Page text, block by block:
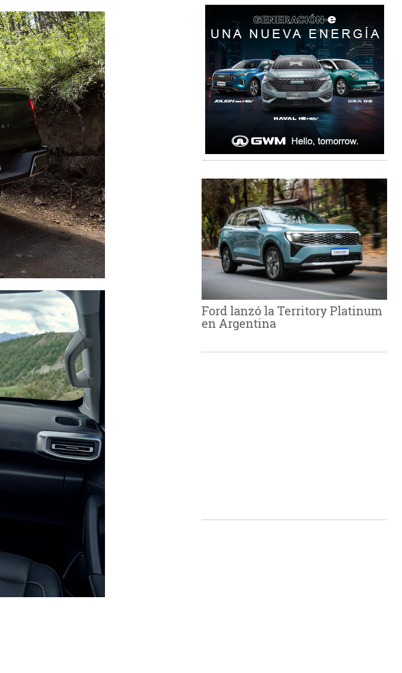
Ford lanzó la Territory Platinum
en Argentina